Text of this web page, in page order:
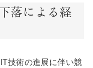
落による経
技術の進展に伴い競